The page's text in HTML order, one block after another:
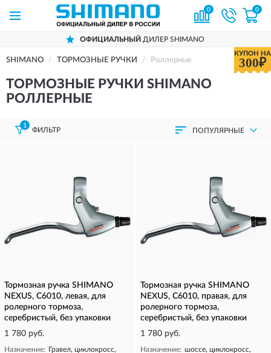
0 0
ОФИЦИАЛЬНЫЙ ДИЛЕР SHIMANO
КУПОН НА
300₽
SHIMANO ТОРМОЗНЫЕ РУЧКИ Роллерные
ТОРМОЗНЫЕ РУЧКИ SHIMANO
РОЛЛЕРНЫЕ
1
ФИЛЬТР ПОПУЛЯРНЫЕ
Тормозная ручка SHIMANO
NEXUS, C6010, левая, для
ролерного тормоза,
серебристый, без упаковки
1 780 руб.
Назначение: Гравел, циклокросс,
Тормозная ручка SHIMANO
NEXUS, C6010, правая, для
ролерного тормоза,
серебристый, без упаковки
1 780 руб.
Назначение: шоссе, циклокросс,